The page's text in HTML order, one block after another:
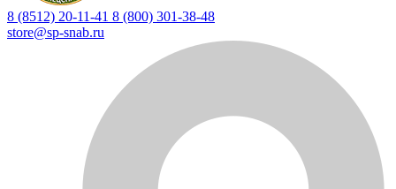
8 (8512) 20-11-41 8 (800) 301-38-48
store@sp-snab.ru